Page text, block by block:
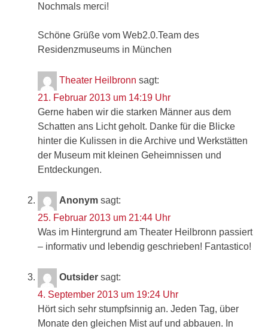
Nochmals merci!
Schöne Grüße vom Web2.0.Team des
Residenzmuseums in München
Theater Heilbronn sagt:
21. Februar 2013 um 14:19 Uhr
Gerne haben wir die starken Männer aus dem
Schatten ans Licht geholt. Danke für die Blicke
hinter die Kulissen in die Archive und Werkstätten
der Museum mit kleinen Geheimnissen und
Entdeckungen.
Anonym sagt:
25. Februar 2013 um 21:44 Uhr
Was im Hintergrund am Theater Heilbronn passiert
– informativ und lebendig geschrieben! Fantastico!
Outsider sagt:
4. September 2013 um 19:24 Uhr
Hört sich sehr stumpfsinnig an. Jeden Tag, über
Monate den gleichen Mist auf und abbauen. In